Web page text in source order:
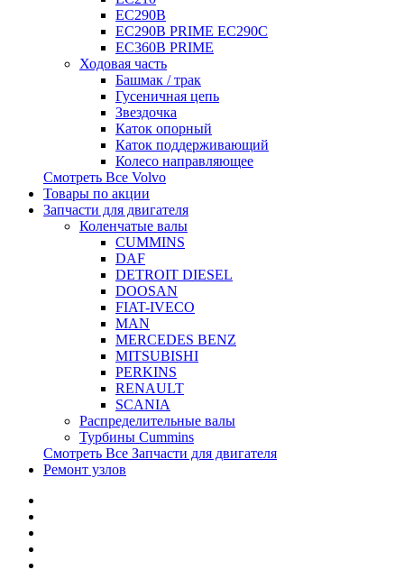
EC290B
EC290B PRIME EC290C
EC360B PRIME
Ходовая часть
Башмак / трак
Гусеничная цепь
Звездочка
Каток опорный
Каток поддерживающий
Колесо направляющее
Смотреть Все Volvo
Товары по акции
Запчасти для двигателя
Коленчатые валы
CUMMINS
DAF
DETROIT DIESEL
DOOSAN
FIAT-IVECO
MAN
MERCEDES BENZ
MITSUBISHI
PERKINS
RENAULT
SCANIA
Распределительные валы
Турбины Cummins
Смотреть Все Запчасти для двигателя
Ремонт узлов